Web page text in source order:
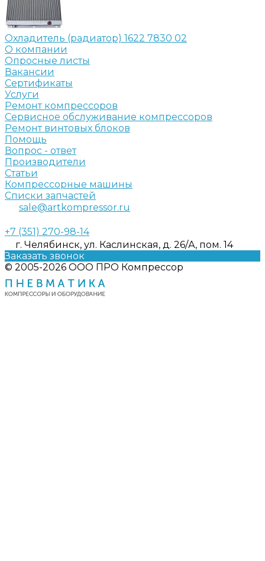
Охладитель (радиатор) 1622 7830 02
О компании
Опросные листы
Вакансии
Сертификаты
Услуги
Ремонт компрессоров
Сервисное обслуживание компрессоров
Ремонт винтовых блоков
Помощь
Вопрос - ответ
Производители
Статьи
Компрессорные машины
Списки запчастей
sale@artkompressor.ru
+7 (351) 270-98-14
г. Челябинск, ул. Каслинская, д. 26/А, пом. 14
Заказать звонок
© 2005-2026 ООО ПРО Компрессор